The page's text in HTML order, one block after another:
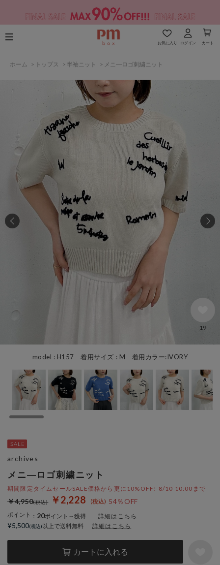
お気に入り ログイン カート
ホーム > トップス > 半袖ニット > メニ―ロゴ刺繍ニット
model : H157 着用サイズ : M 着用カラー:IVORY
19
メニ―ロゴ刺繍ニット
期間限定タイムセールSALE価格から更に10%OFF! 8/10 10:00まで
￥2,228 54％OFF
￥4,950
ポイント ： 20ポイント～獲得 詳細はこちら
カートに入れる
archives
¥5,500 以上で送料無料 詳細はこちら